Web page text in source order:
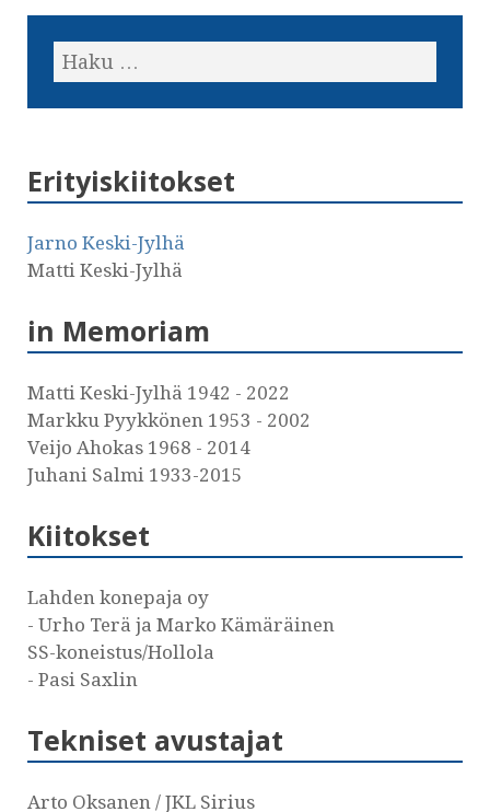
Erityiskiitokset
Jarno Keski-Jylhä
Matti Keski-Jylhä
in Memoriam
Matti Keski-Jylhä 1942 - 2022
Markku Pyykkönen 1953 - 2002
Veijo Ahokas 1968 - 2014
Juhani Salmi 1933-2015
Kiitokset
Lahden konepaja oy
- Urho Terä ja Marko Kämäräinen
SS-koneistus/Hollola
- Pasi Saxlin
Tekniset avustajat
Arto Oksanen / JKL Sirius